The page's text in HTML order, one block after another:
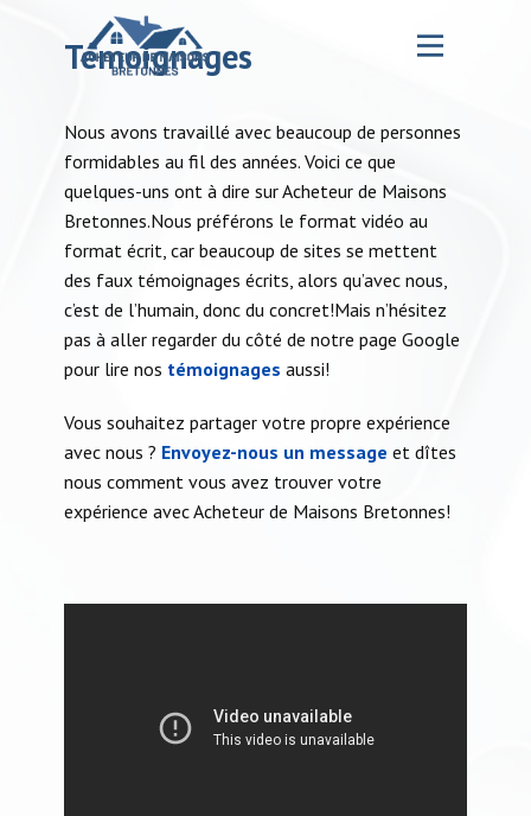
Accueil – Ma formation MDB
Notre Entreprise
La Formation
Nos services
Nos projets
Blog
Contact
Témoignages
Nous avons travaillé avec beaucoup de personnes
formidables au fil des années. Voici ce que
quelques-uns ont à dire sur Acheteur de Maisons
Bretonnes.Nous préférons le format vidéo au
format écrit, car beaucoup de sites se mettent
des faux témoignages écrits, alors qu’avec nous,
c’est de l’humain, donc du concret!Mais n’hésitez
pas à aller regarder du côté de notre page Google
pour lire nos témoignages aussi!
Vous souhaitez partager votre propre expérience
avec nous ? Envoyez-nous un message et dîtes
nous comment vous avez trouver votre
expérience avec Acheteur de Maisons Bretonnes!